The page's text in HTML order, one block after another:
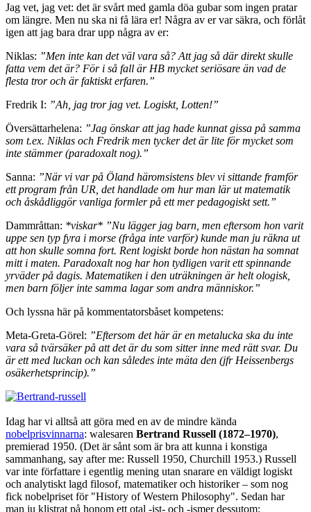
Jag vet, jag vet: det är svårt med gamla döa gubar som ingen pratar
om längre. Men nu ska ni få lära er! Några av er var säkra, och förlåt
igen att jag bara drar upp några av er:
Niklas: ”Men inte kan det väl vara så? Att jag så där direkt skulle
fatta vem det är? För i så fall är HB mycket seriösare än vad de
flesta tror och är faktiskt erfaren.”
Fredrik I: ”Ah, jag tror jag vet. Logiskt, Lotten!”
Översättarhelena: ”Jag önskar att jag hade kunnat gissa på samma
som t.ex. Niklas och Fredrik men tycker det är lite för mycket som
inte stämmer (paradoxalt nog).”
Sanna: ”När vi var på Öland häromsistens blev vi sittande framför
ett program från UR, det handlade om hur man lär ut matematik
och åskådliggör vanliga formler på ett mer pedagogiskt sett.”
Dammråttan: *viskar* ”Nu lägger jag barn, men eftersom hon varit
uppe sen typ fyra i morse (fråga inte varför) kunde man ju räkna ut
att hon skulle somna fort. Rent logiskt borde hon nästan ha somnat
mitt i maten. Paradoxalt nog har hon tydligen varit ett spinnande
yrväder på dagis. Matematiken i den uträkningen är helt ologisk,
men barn följer inte samma lagar som andra människor.”
Och lyssna här på kommentatorsbåset kompetens:
Meta-Greta-Görel: ”Eftersom det här är en metalucka ska du inte
vara så tvärsäker på att det är du som sitter inne med rätt svar. Du
är ett med luckan och kan således inte mäta den (jfr Heissenbergs
osäkerhetsprincip).”
Idag har vi alltså att göra med en av de mindre kända
nobelprisvinnarna: walesaren Bertrand Russell (1872–1970),
premierad 1950. (Det är sånt som är bra att kunna i konstiga
sammanhang, say after me: Russell 1950, Churchill 1953.) Russell
var inte författare i egentlig mening utan snarare en väldigt logiskt
och analytiskt lagd filosof, matematiker och historiker – som nog
fick nobelpriset för "History of Western Philosophy". Sedan har
man ju klistrat på honom ett otal -ist- och -ismer dessutom: